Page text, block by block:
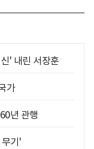
' 내린 서장훈
가
년 관행
기'